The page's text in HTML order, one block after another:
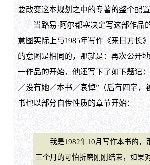
要改变这本规划之中的专著的整个配置
当路易·阿尔都塞决定写这部作品
意图实际上与1985年写作《来日方长
的意图是相同的，那就是：再次公开
一作品的开始，他还写下了如下题记
／没有她／本书／哀悼”（后有四字，
书也以部分自传性质的章节开始：
我是1982年10月写作本书的，
三个月的可怕折磨刚刚结束，如果